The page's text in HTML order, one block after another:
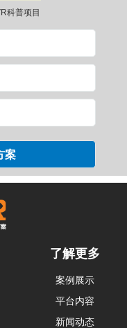
科普项目
了解更多
案例展示
平台内容
新闻动态